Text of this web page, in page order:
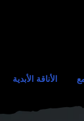
الأناقة الأبدية